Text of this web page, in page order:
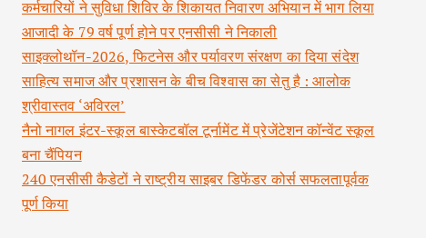
कर्मचारियों ने सुविधा शिविर के शिकायत निवारण अभियान में भाग लिया
आजादी के 79 वर्ष पूर्ण होने पर एनसीसी ने निकाली
साइक्लोथॉन-2026, फिटनेस और पर्यावरण संरक्षण का दिया संदेश
साहित्य समाज और प्रशासन के बीच विश्वास का सेतु है : आलोक
श्रीवास्तव ‘अविरल’
नैनो नागल इंटर-स्कूल बास्केटबॉल टूर्नामेंट में प्रेजेंटेशन कॉन्वेंट स्कूल
बना चैंपियन
240 एनसीसी कैडेटों ने राष्ट्रीय साइबर डिफेंडर कोर्स सफलतापूर्वक
पूर्ण किया